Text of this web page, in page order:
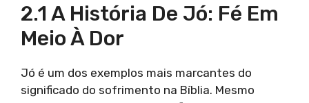
2.1 A História De Jó: Fé Em
Meio À Dor
Jó é um dos exemplos mais marcantes do
significado do sofrimento na Bíblia. Mesmo